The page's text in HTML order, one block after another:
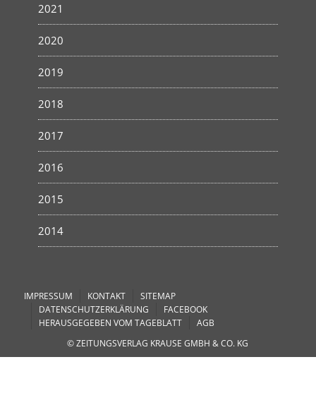
2021
2020
2019
2018
2017
2016
2015
2014
IMPRESSUM KONTAKT
SITEMAP
DATENSCHUTZERKLÄRUNG
FACEBOOK
HERAUSGEGEBEN VOM TAGEBLATT
AGB
© ZEITUNGSVERLAG KRAUSE GMBH & CO. KG